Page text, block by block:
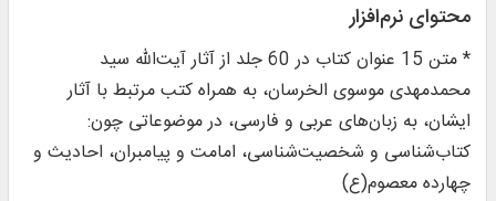
محتوای نرم‌افزار
* متن 15 عنوان کتاب در 60 جلد از آثار آیت‌الله سید
محمدمهدی موسوی الخرسان، به همراه کتب مرتبط با آثار
ایشان، به زبان‌های عربی و فارسی، در موضوعاتی چون:
کتاب‌شناسی و شخصیت‌شناسی، امامت و پیامبران، احادیث و
چهارده معصوم(ع)